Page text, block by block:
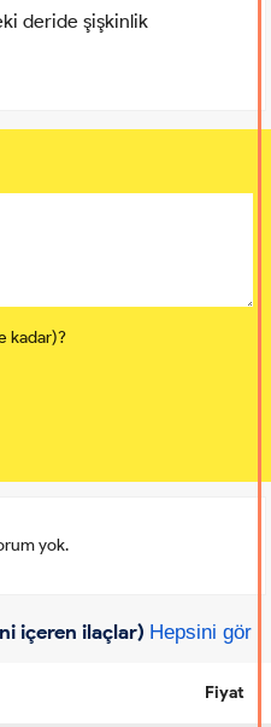
deride şişkinlik
kadar)?
yok.
içeren ilaçlar) Hepsini gör
Fiyat